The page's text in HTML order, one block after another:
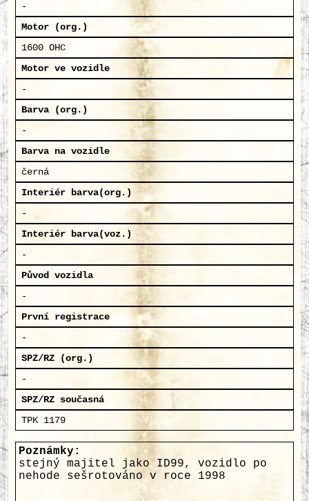
-
Motor (org.)
1600 OHC
Motor ve vozidle
-
Barva (org.)
-
Barva na vozidle
černá
Interiér barva(org.)
-
Interiér barva(voz.)
-
Původ vozidla
-
První registrace
-
SPZ/RZ (org.)
-
SPZ/RZ současná
TPK 1179
Poznámky:
stejný majitel jako ID99, vozidlo po
nehode sešrotováno v roce 1998